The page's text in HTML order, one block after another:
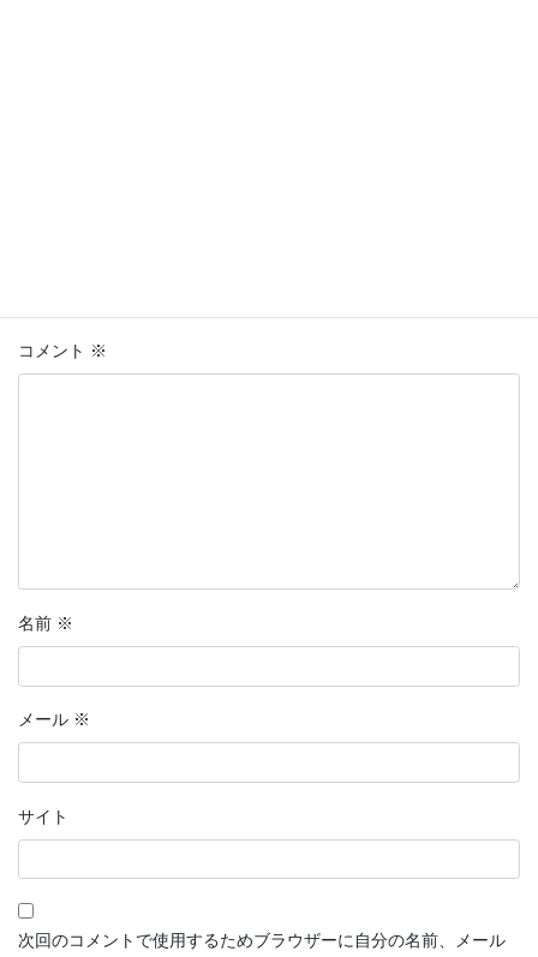
コメント ※
名前 ※
メール ※
サイト
次回のコメントで使用するためブラウザーに自分の名前、メール